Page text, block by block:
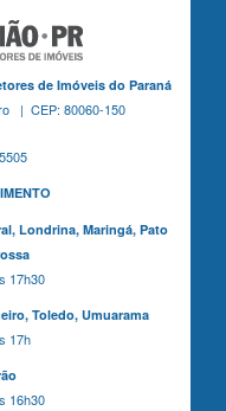
de Imóveis do Paraná
| CEP: 80060-150
Londrina, Maringá,Pato
17h30
Toledo, Umuarama
17h
16h30